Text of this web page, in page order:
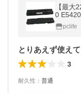
【最
0
m
済み」
pclife
とりあえず使え
3
耐久性 ： 普通